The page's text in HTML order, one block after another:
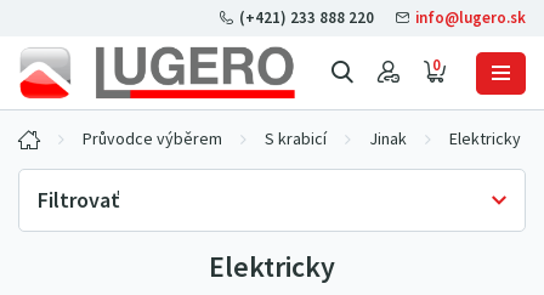
0
(+421) 233 888 220 info@lugero.sk
Průvodce výběrem S krabicí Jinak Elektricky
Filtrovať
Elektricky